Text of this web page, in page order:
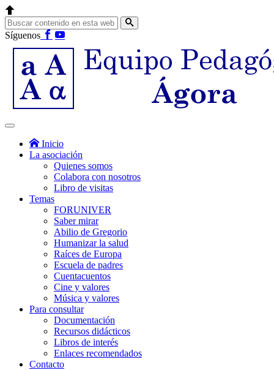
Síguenos
Inicio
La asociación
Quienes somos
Colabora con nosotros
Libro de visitas
Temas
FORUNIVER
Saber mirar
Abilio de Gregorio
Humanizar la salud
Raíces de Europa
Escuela de padres
Cuentacuentos
Cine y valores
Música y valores
Para consultar
Documentación
Recursos didácticos
Libros de interés
Enlaces recomendados
Contacto